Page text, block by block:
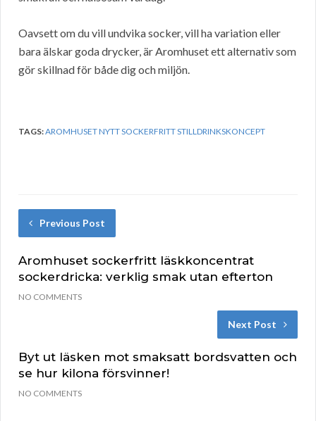
Oavsett om du vill undvika socker, vill ha variation eller
bara älskar goda drycker, är Aromhuset ett alternativ som
gör skillnad för både dig och miljön.
TAGS:AROMHUSET NYTT SOCKERFRITT STILLDRINKSKONCEPT
Previous Post
Aromhuset sockerfritt läskkoncentrat
sockerdricka: verklig smak utan efterton
NO COMMENTS
Next Post
Byt ut läsken mot smaksatt bordsvatten och
se hur kilona försvinner!
NO COMMENTS